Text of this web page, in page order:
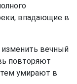
впадающие в
вечный
повторяют
умирают в